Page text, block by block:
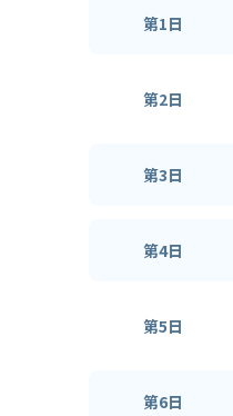
第1日
第2日
第3日
第4日
第5日
第6日